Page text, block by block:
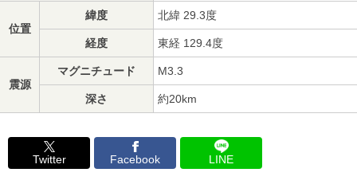
位置
緯度 北緯 29.3度
経度 東経 129.4度
震源
マグニチュード M3.3
深さ 約20km
Twitter Facebook LINE